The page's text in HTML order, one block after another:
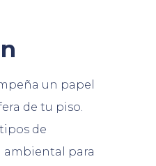
un papel
de tu piso.
de
ambiental para